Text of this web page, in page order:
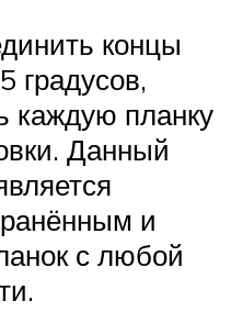
концы
градусов,
каждую планку
Данный
и
с любой